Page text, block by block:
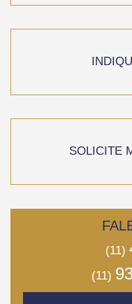
SOLICITE
(11)
(11)